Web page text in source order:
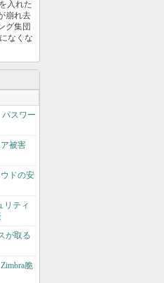
入れた
崩れ去
グ集団
なくな
スワー
被害
ドの安
リティ
が取る
脆